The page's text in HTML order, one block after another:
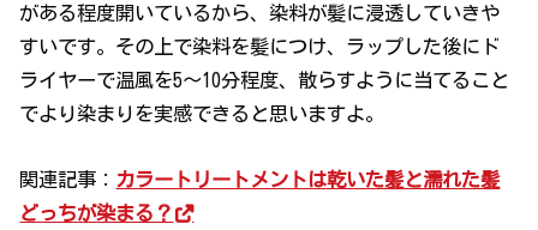
がある程度開いているから、染料が髪に浸透していきや
すいです。その上で染料を髪につけ、ラップした後にド
ライヤーで温風を5～10分程度、散らすように当てること
でより染まりを実感できると思いますよ。
関連記事： カラートリートメントは乾いた髪と濡れた髪
どっちが染まる？